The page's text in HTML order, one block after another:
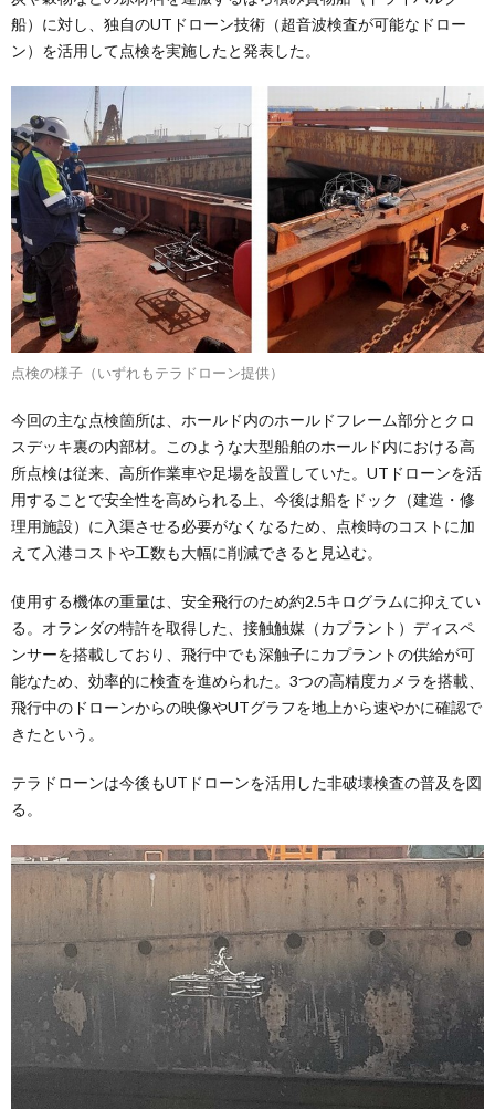
船）に対し、独自のUTドローン技術（超音波検査が可能なドロー
ン）を活用して点検を実施したと発表した。
点検の様子（いずれもテラドローン提供）
今回の主な点検箇所は、ホールド内のホールドフレーム部分とクロ
スデッキ裏の内部材。このような大型船舶のホールド内における高
所点検は従来、高所作業車や足場を設置していた。UTドローンを活
用することで安全性を高められる上、今後は船をドック（建造・修
理用施設）に入渠させる必要がなくなるため、点検時のコストに加
えて入港コストや工数も大幅に削減できると見込む。
使用する機体の重量は、安全飛行のため約2.5キログラムに抑えてい
る。オランダの特許を取得した、接触触媒（カプラント）ディスペ
ンサーを搭載しており、飛行中でも深触子にカプラントの供給が可
能なため、効率的に検査を進められた。3つの高精度カメラを搭載、
飛行中のドローンからの映像やUTグラフを地上から速やかに確認で
きたという。
テラドローンは今後もUTドローンを活用した非破壊検査の普及を図
る。